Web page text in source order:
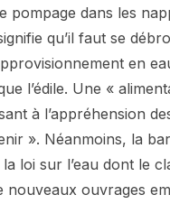
pompage dans les
qu’il faut se
en
l’édile. Une «
à l’appréhension
». Néanmoins, la
loi sur l’eau dont le
ouvrages